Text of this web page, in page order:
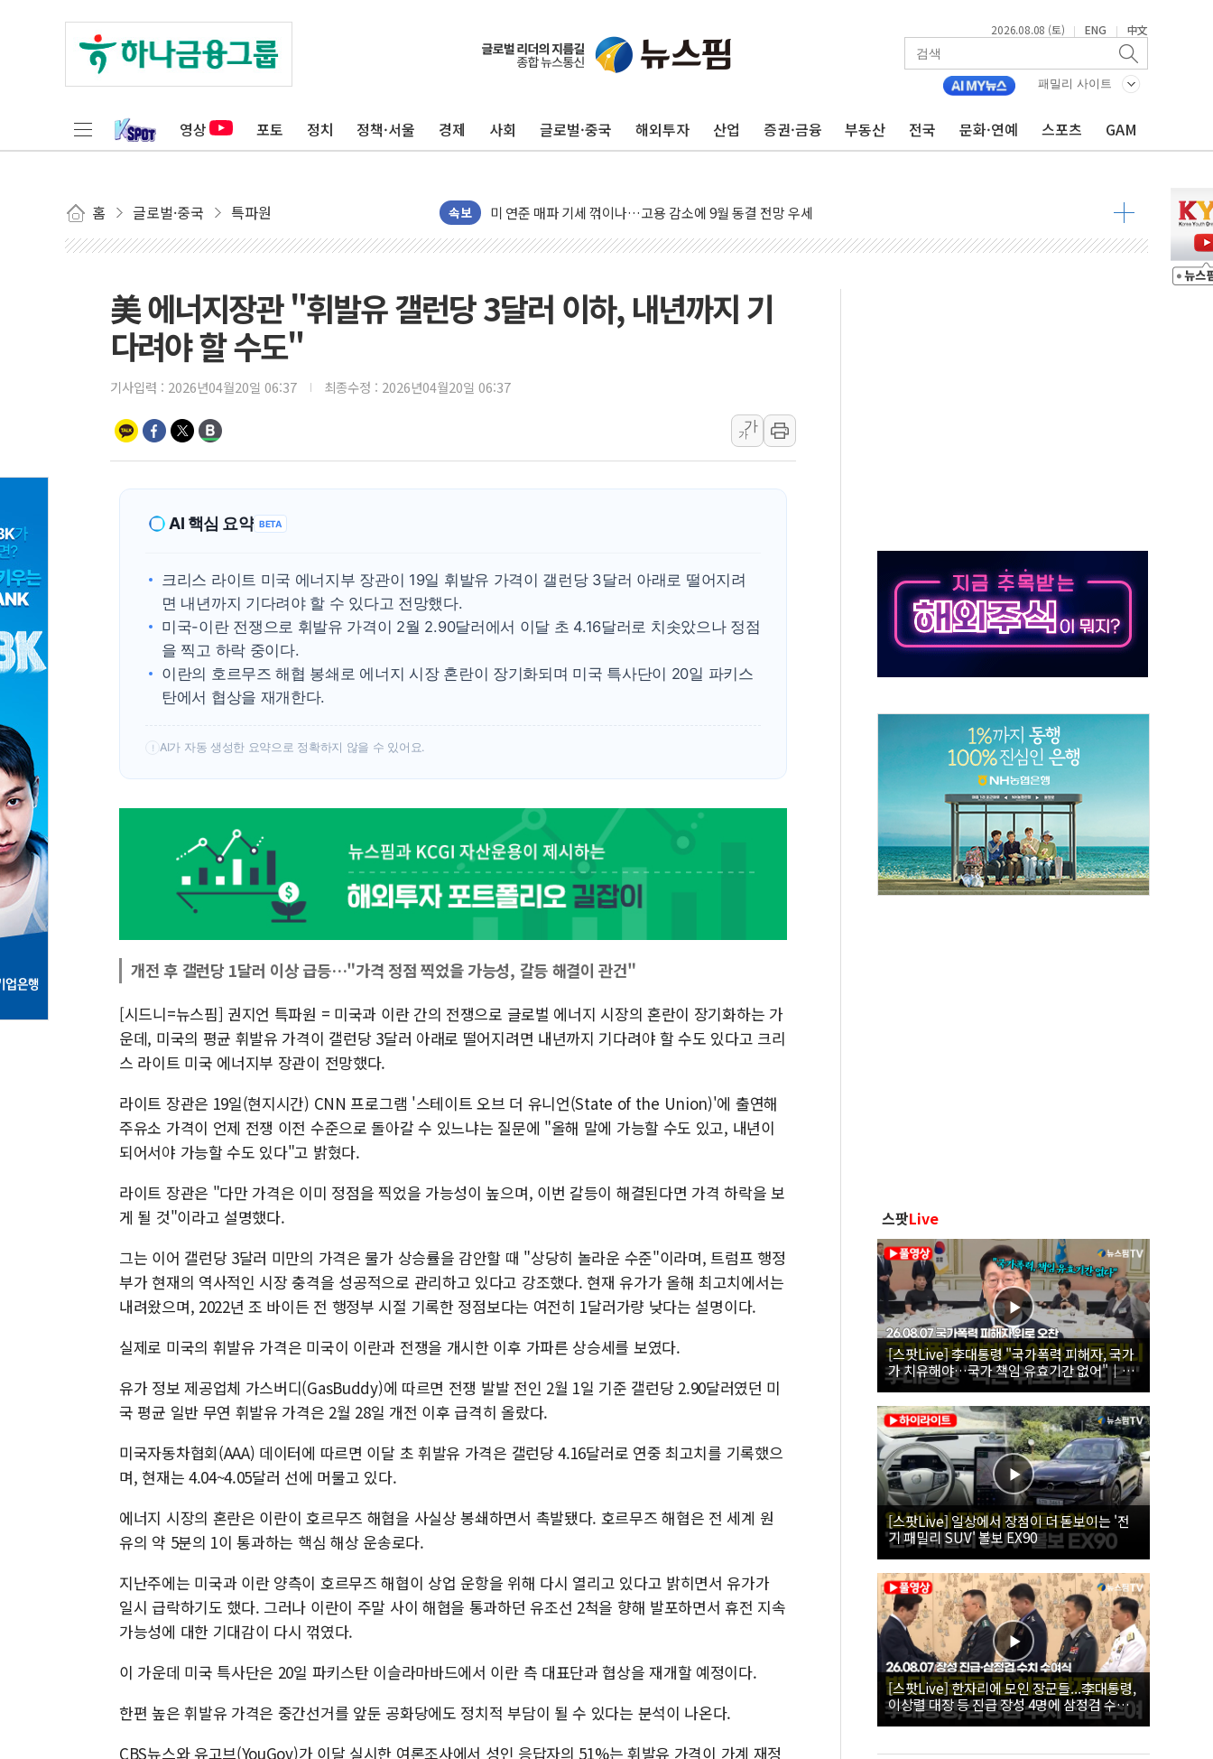
2026.08.08 (토) | ENG | 中文
패밀리 사이트
영상 포토 정치 정책·서울 경제 사회 글로벌·중국 해외투자 산업 증권·금융 부동산 전국 문화·연예 스포츠 GAM
홈 글로벌·중국 특파원 속보
트럼프, 쿡 연준 이사 해임 재추진…"26일까지 의혹 소명" 요구
유럽증시, 美 고용 예상 밖 부진에 연준 금리 인상 가능성 낮아지며 상승… STOXX 600 지수는 나흘 연속 최고치
[종합] 이슬람 수니파 3국, '공동방위협정' 체결… 이스라엘·이란 위협에 맞설 자체 억지력 강화
트럼프, 백신·자폐증 행정명령 검토…"이르면 다음 주"
이란 핵심 원유 수출항 '하르그섬', 최근 1주일 이상 '올스톱'… 美 해상봉쇄 영향
美 고용 쇼크에 엔화 장중 급등…시장은 "또 개입했나" 촉각
[사진] 이슬람 수니파 3개국, 공동방위협정 체결
뉴욕증시 개장 전 특징주...아틀라시안·클라우드플레어·태양광주↑ VS 트레이드데스크·웬디스↓
李 대통령, '6시간 마라톤 부동산 2차 회의' 주재… "전폭적 공급 확대·속도전 총력"
트럼프, 中 겨냥 폴리실리콘 관세 15% 부과…美 태양광주 급등
美 에너지장관 "휘발유 갤런당 3달러 이하, 내년까지 기
다려야 할 수도"
기사입력 : 2026년04월20일 06:37 최종수정 : 2026년04월20일 06:37
가
가
AI 핵심 요약 BETA
크리스 라이트 미국 에너지부 장관이 19일 휘발유 가격이 갤런당 3달러 아래로 떨어지려
면 내년까지 기다려야 할 수 있다고 전망했다.
미국-이란 전쟁으로 휘발유 가격이 2월 2.90달러에서 이달 초 4.16달러로 치솟았으나 정점
을 찍고 하락 중이다.
이란의 호르무즈 해협 봉쇄로 에너지 시장 혼란이 장기화되며 미국 특사단이 20일 파키스
탄에서 협상을 재개한다.
! AI가 자동 생성한 요약으로 정확하지 않을 수 있어요.
개전 후 갤런당 1달러 이상 급등…"가격 정점 찍었을 가능성, 갈등 해결이 관건"
[시드니=뉴스핌] 권지언 특파원 = 미국과 이란 간의 전쟁으로 글로벌 에너지 시장의 혼란이 장기화하는 가
운데, 미국의 평균 휘발유 가격이 갤런당 3달러 아래로 떨어지려면 내년까지 기다려야 할 수도 있다고 크리
스 라이트 미국 에너지부 장관이 전망했다.
라이트 장관은 19일(현지시간) CNN 프로그램 '스테이트 오브 더 유니언(State of the Union)'에 출연해
주유소 가격이 언제 전쟁 이전 수준으로 돌아갈 수 있느냐는 질문에 "올해 말에 가능할 수도 있고, 내년이
되어서야 가능할 수도 있다"고 밝혔다.
라이트 장관은 "다만 가격은 이미 정점을 찍었을 가능성이 높으며, 이번 갈등이 해결된다면 가격 하락을 보
게 될 것"이라고 설명했다.
그는 이어 갤런당 3달러 미만의 가격은 물가 상승률을 감안할 때 "상당히 놀라운 수준"이라며, 트럼프 행정
부가 현재의 역사적인 시장 충격을 성공적으로 관리하고 있다고 강조했다. 현재 유가가 올해 최고치에서는
내려왔으며, 2022년 조 바이든 전 행정부 시절 기록한 정점보다는 여전히 1달러가량 낮다는 설명이다.
실제로 미국의 휘발유 가격은 미국이 이란과 전쟁을 개시한 이후 가파른 상승세를 보였다.
유가 정보 제공업체 가스버디(GasBuddy)에 따르면 전쟁 발발 전인 2월 1일 기준 갤런당 2.90달러였던 미
국 평균 일반 무연 휘발유 가격은 2월 28일 개전 이후 급격히 올랐다.
미국자동차협회(AAA) 데이터에 따르면 이달 초 휘발유 가격은 갤런당 4.16달러로 연중 최고치를 기록했으
며, 현재는 4.04~4.05달러 선에 머물고 있다.
에너지 시장의 혼란은 이란이 호르무즈 해협을 사실상 봉쇄하면서 촉발됐다. 호르무즈 해협은 전 세계 원
유의 약 5분의 1이 통과하는 핵심 해상 운송로다.
지난주에는 미국과 이란 양측이 호르무즈 해협이 상업 운항을 위해 다시 열리고 있다고 밝히면서 유가가
일시 급락하기도 했다. 그러나 이란이 주말 사이 해협을 통과하던 유조선 2척을 향해 발포하면서 휴전 지속
가능성에 대한 기대감이 다시 꺾였다.
이 가운데 미국 특사단은 20일 파키스탄 이슬라마바드에서 이란 측 대표단과 협상을 재개할 예정이다.
한편 높은 휘발유 가격은 중간선거를 앞둔 공화당에도 정치적 부담이 될 수 있다는 분석이 나온다.
CBS뉴스와 유고브(YouGov)가 이달 실시한 여론조사에서 성인 응답자의 51%는 휘발유 가격이 가계 재정
스팟Live
[스팟Live] 李대통령 "국가폭력 피해자, 국가
가 치유해야…국가 책임 유효기간 없어"｜
26.08.07 국가폭력 피해자 위로 오찬
[스팟Live] 일상에서 장점이 더 돋보이는 '전
기 패밀리 SUV' 볼보 EX90
[스팟Live] 한자리에 모인 장군들...李대통령,
이상렬 대장 등 진급 장성 4명에 삼정검 수치
직접 수여｜26.08.07 장성 진급·삼정검 수치